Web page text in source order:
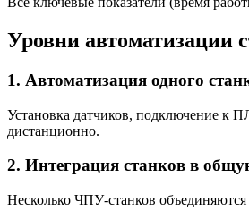
Уровни автоматизации
1. Автоматизация одного
Установка датчиков, подключение к
дистанционно.
2. Интеграция станков в
Несколько ЧПУ-станков